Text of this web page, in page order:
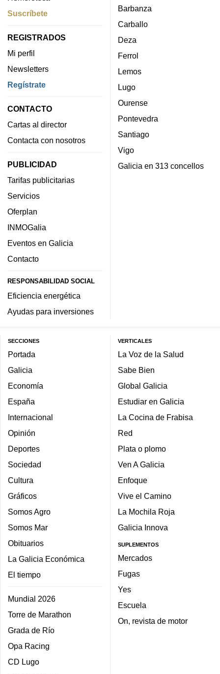
Suscríbete
REGISTRADOS
Mi perfil
Newsletters
Regístrate
CONTACTO
Cartas al director
Contacta con nosotros
PUBLICIDAD
Tarifas publicitarias
Servicios
Oferplan
INMOGalia
Eventos en Galicia
Contacto
RESPONSABILIDAD SOCIAL
Eficiencia energética
Ayudas para inversiones
Barbanza
Carballo
Deza
Ferrol
Lemos
Lugo
Ourense
Pontevedra
Santiago
Vigo
Galicia en 313 concellos
SECCIONES
Portada
Galicia
Economía
España
Internacional
Opinión
Deportes
Sociedad
Cultura
Gráficos
Somos Agro
Somos Mar
Obituarios
La Galicia Económica
El tiempo
Mundial 2026
Torre de Marathon
Grada de Río
Opa Racing
CD Lugo
VERTICALES
La Voz de la Salud
Sabe Bien
Global Galicia
Estudiar en Galicia
La Cocina de Frabisa
Red
Plata o plomo
Ven A Galicia
Enfoque
Vive el Camino
La Mochila Roja
Galicia Innova
SUPLEMENTOS
Mercados
Fugas
Yes
Escuela
On, revista de motor